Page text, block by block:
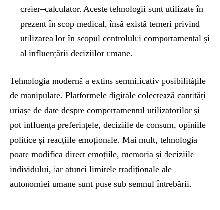
creier–calculator. Aceste tehnologii sunt utilizate în
prezent în scop medical, însă există temeri privind
utilizarea lor în scopul controlului comportamental și
al influențării deciziilor umane.
Tehnologia modernă a extins semnificativ posibilitățile
de manipulare. Platformele digitale colectează cantități
uriașe de date despre comportamentul utilizatorilor și
pot influența preferințele, deciziile de consum, opiniile
politice și reacțiile emoționale. Mai mult, tehnologia
poate modifica direct emoțiile, memoria și deciziile
individului, iar atunci limitele tradiționale ale
autonomiei umane sunt puse sub semnul întrebării.